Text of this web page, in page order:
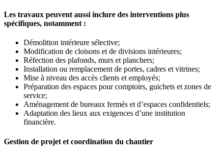
Les travaux peuvent aussi inclure des interventions plus
spécifiques, notamment :
Démolition intérieure sélective;
Modification de cloisons et de divisions intérieures;
Réfection des plafonds, murs et planchers;
Installation ou remplacement de portes, cadres et vitrines;
Mise à niveau des accès clients et employés;
Préparation des espaces pour comptoirs, guichets et zones de
service;
Aménagement de bureaux fermés et d’espaces confidentiels;
Adaptation des lieux aux exigences d’une institution
financière.
Gestion de projet et coordination du chantier